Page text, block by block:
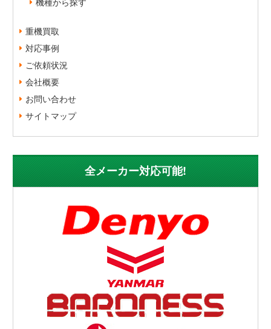
重機買取
対応事例
ご依頼状況
会社概要
お問い合わせ
サイトマップ
全メーカー対応可能!